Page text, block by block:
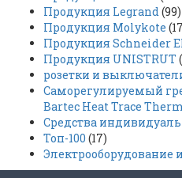
Продукция Legrand(99)
Продукция Molykote
Продукция Schneider
Продукция UNISTRUT
розетки и
Саморегулируемый
Bartec Heat Trace
Средства
Топ-100 (17)
Электрооборудование